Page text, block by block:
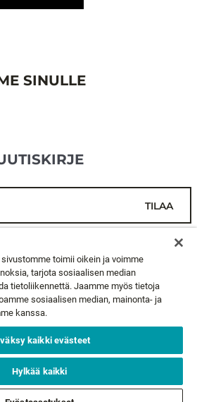
SINULLE
TILAA
toimii oikein ja voimme
tarjota sosiaalisen median
tietoliikennettä. Jaamme myös tietoja
sosiaalisen median, mainonta- ja
kanssa.
kaikki evästeet
Hylkää kaikki